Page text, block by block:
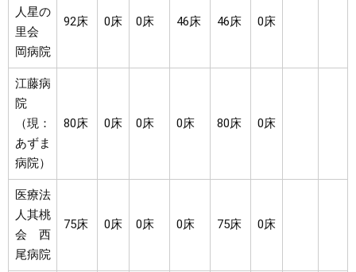
人星の
里会
岡病院
92床 0床 0床 46床 46床 0床
江藤病
院
（現：
あずま
病院）
80床 0床 0床 0床 80床 0床
医療法
人其桃
会 西
尾病院
75床 0床 0床 0床 75床 0床